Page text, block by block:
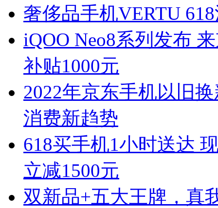
奢侈品手机VERTU
iQOO Neo8系列发布
补贴1000元
2022年京东手机以旧
消费新趋势
618买手机1小时送达
立减1500元
双新品+五大王牌，真